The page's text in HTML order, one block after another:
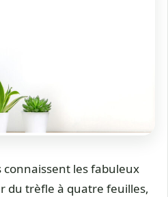
connaissent les fabuleux
du trèfle à quatre feuilles,